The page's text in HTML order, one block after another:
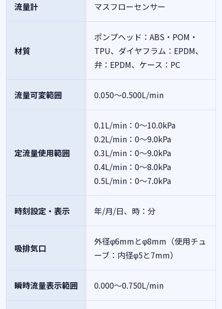
流量計 マスフローセンサー
材質
ポンプヘッド：ABS・POM・
TPU、ダイヤフラム：EPDM、
弁：EPDM、ケース：PC
流量可変範囲 0.050～0.500L/min
定流量使用範囲
0.1L/min：0～10.0kPa
0.2L/min：0～9.0kPa
0.3L/min：0～9.0kPa
0.4L/min：0～8.0kPa
0.5L/min：0～7.0kPa
時刻設定・表示 年/月/日、時：分
吸排気口
外径φ6mmとφ8mm（使用チュ
ーブ：内径φ5と7mm）
瞬時流量表示範囲 0.000～0.750L/min